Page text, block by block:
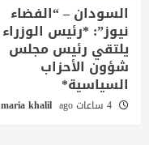
السودان – “الفضاء
نيوز”: *رئيس الوزراء
يلتقي رئيس مجلس
شؤون الأحزاب
السياسية*
4 ساعات ago maria khalil